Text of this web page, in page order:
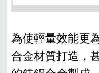
為使輕量效能更
合金材質打造，